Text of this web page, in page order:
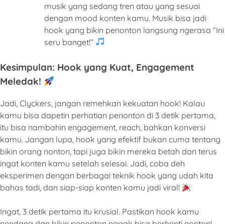
musik yang sedang tren atau yang sesuai
dengan mood konten kamu. Musik bisa jadi
hook yang bikin penonton langsung ngerasa “Ini
seru banget!”
Kesimpulan: Hook yang Kuat, Engagement
Meledak!
Jadi, Clyckers, jangan remehkan kekuatan hook! Kalau
kamu bisa dapetin perhatian penonton di 3 detik pertama,
itu bisa nambahin engagement, reach, bahkan konversi
kamu. Jangan lupa, hook yang efektif bukan cuma tentang
bikin orang nonton, tapi juga bikin mereka betah dan terus
ingat konten kamu setelah selesai. Jadi, coba deh
eksperimen dengan berbagai teknik hook yang udah kita
bahas tadi, dan siap-siap konten kamu jadi viral!
Ingat, 3 detik pertama itu krusial. Pastikan hook kamu